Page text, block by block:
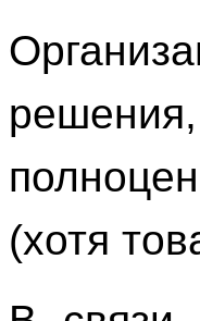
(хотя